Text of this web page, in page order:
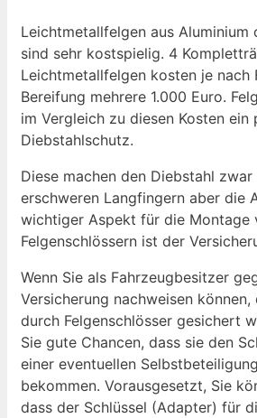
Leichtmetallfelgen aus Aluminium
sind sehr kostspielig. 4
Leichtmetallfelgen kosten je nach
Bereifung mehrere 1.000 Euro.
im Vergleich zu diesen Kosten ein
Diebstahlschutz.
Diese machen den Diebstahl
erschweren Langfingern aber die
wichtiger Aspekt für die Montage
Felgenschlössern ist der
Wenn Sie als Fahrzeugbesitzer
Versicherung nachweisen können,
durch Felgenschlösser gesichert
Sie gute Chancen, dass sie den
einer eventuellen
bekommen. Vorausgesetzt, Sie
dass der Schlüssel (Adapter) für